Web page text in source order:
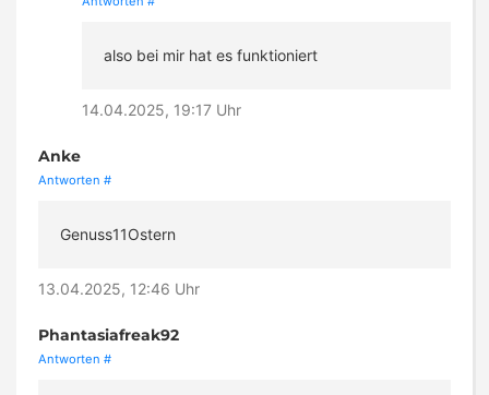
also bei mir hat es funktioniert
14.04.2025, 19:17 Uhr
Anke
Antworten #
Genuss11Ostern
13.04.2025, 12:46 Uhr
Phantasiafreak92
Antworten #